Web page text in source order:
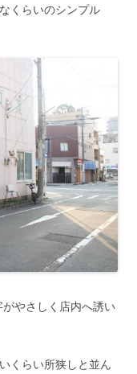
くらいのシンプル
やさしく店内へ誘い
くらい所狭しと並ん